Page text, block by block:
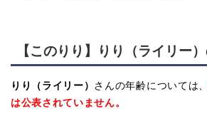
【このりり】りり（ライリー
りり（ライリー） さんの年齢については、
は公表されていません。